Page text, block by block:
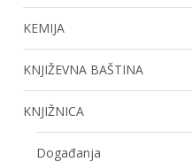
KEMIJA
KNJIŽEVNA BAŠTINA
KNJIŽNICA
Događanja